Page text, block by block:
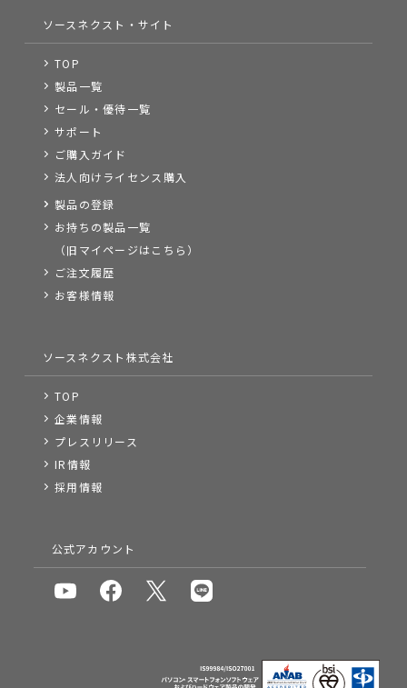
ソースネクスト・サイト
TOP
製品一覧
セール・優待一覧
サポート
ご購入ガイド
法人向けライセンス購入
製品の登録
お持ちの製品一覧
（旧マイページはこちら）
ご注文履歴
お客様情報
ソースネクスト株式会社
TOP
企業情報
プレスリリース
IR情報
採用情報
公式アカウント